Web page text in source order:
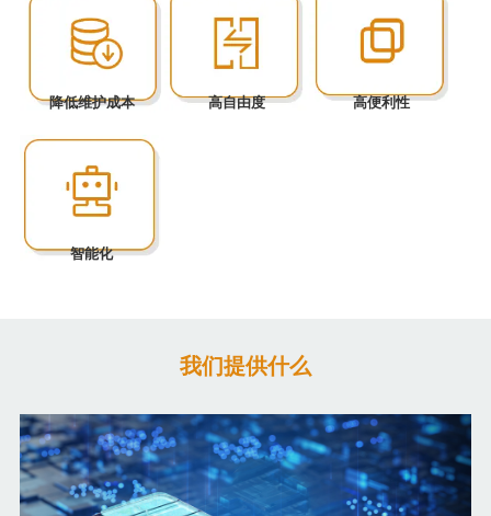
降低维护成本 高自由度 高便利性
智能化
我们提供什么